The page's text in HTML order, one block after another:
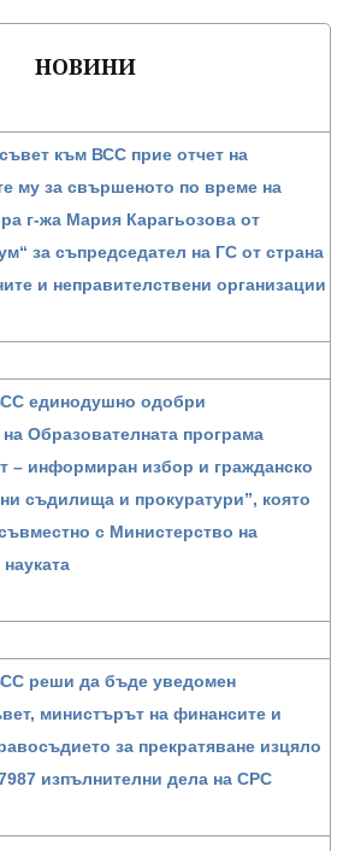
НОВИНИ
към ВСС прие отчет на
му за свършеното по време на
г-жа Мария Карагьозова от
за съпредседател на ГС от страна
и неправителствени организации
единодушно одобри
Образователната програма
– информиран избор и гражданско
съдилища и прокуратури”, която
с Министерство на
реши да бъде уведомен
министърът на финансите и
за прекратяване изцяло
изпълнителни дела на СРС